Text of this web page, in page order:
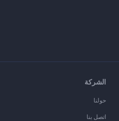
الشركة
حولنا
اتصل بنا